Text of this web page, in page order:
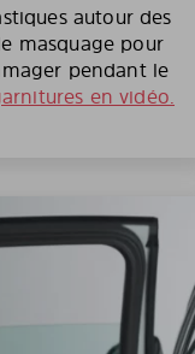
autour des
masquage pour
pendant le
en vidéo.